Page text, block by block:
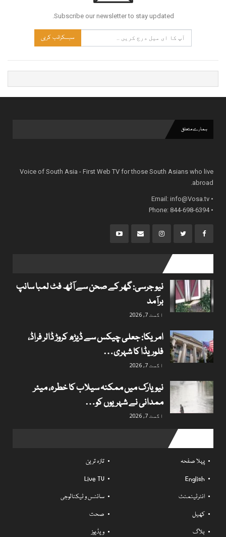
Subscribe our newsletter to stay updated.
سبسکرائب کریں
ہمارے متعلق
Voice of South Asia - First Web TV for those South Asians who live
abroad.
• Email:
info@Vosa.tv
• Phone: 844-698-6394
نیو جرسی: گھر کے صحن سے آٹھ فٹ لمبا سانپ
برآمد
اگست 7, 2026
امریکا: جعلی چیکس سے ڈیڑھ کروڑ ڈالر فراڈ،
فلوریڈا کا شہری…
اگست 7, 2026
نیویارک میں ممکنہ سیلاب کا خطرہ، میئر
ممدانی نے شہریوں کو…
اگست 7, 2026
پہلا صفحہ
تازہ ترین
English
Live TV
انٹرٹینمنٹ
سائنس و ٹیکنالوجی
کھیل
صحت
بلاگ
ویڈیوز